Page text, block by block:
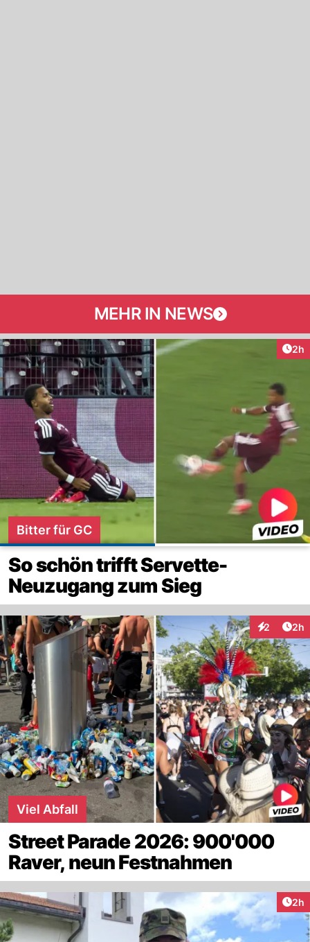
MEHR IN NEWS
2h
Bitter für GC
So schön trifft Servette-
Neuzugang zum Sieg
2 2h
Viel Abfall
Street Parade 2026: 900'000
Raver, neun Festnahmen
2h